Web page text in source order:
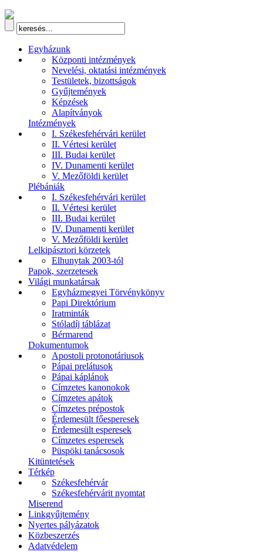
Egyházunk
Központi intézmények
Nevelési, oktatási intézmények
Testületek, bizottságok
Gyűjtemények
Képzések
Alapítványok
Intézmények
I. Székesfehérvári kerület
II. Vértesi kerület
III. Budai kerület
IV. Dunamenti kerület
V. Mezőföldi kerület
Plébániák
I. Székesfehérvári kerület
II. Vértesi kerület
III. Budai kerület
IV. Dunamenti kerület
V. Mezőföldi kerület
Lelkipásztori körzetek
Elhunytak 2003-tól
Papok, szerzetesek
Világi munkatársak
Egyházmegyei Törvénykönyv
Papi Direktórium
Iratminták
Stóladíj táblázat
Bérmarend
Dokumentumok
Apostoli protonotáriusok
Pápai prelátusok
Pápai káplánok
Címzetes kanonokok
Címzetes apátok
Címzetes prépostok
Érdemesült főesperesek
Érdemesült esperesek
Címzetes esperesek
Püspöki tanácsosok
Kitüntetések
Térkép
Székesfehérvár
Székesfehérvárit nyomtat
Miserend
Linkgyűjtemény
Nyertes pályázatok
Közbeszerzés
Adatvédelem